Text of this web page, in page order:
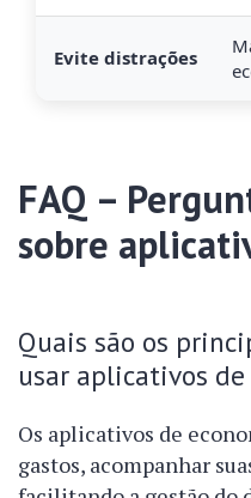
Evite distrações
FAQ –
sobre
Quais são os
usar aplicativos de
Os aplicativos de
gastos, acompanhar